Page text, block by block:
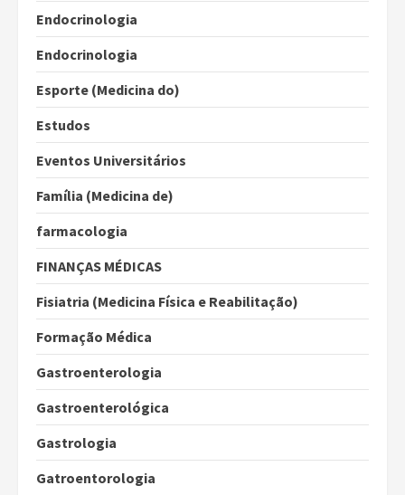
Endocrinologia
Endocrinologia
Esporte (Medicina do)
Estudos
Eventos Universitários
Família (Medicina de)
farmacologia
FINANÇAS MÉDICAS
Fisiatria (Medicina Física e Reabilitação)
Formação Médica
Gastroenterologia
Gastroenterológica
Gastrologia
Gatroentorologia